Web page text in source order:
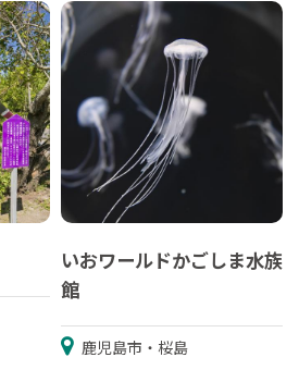
いおワールドかごしま水族
館
鹿児島市・桜島